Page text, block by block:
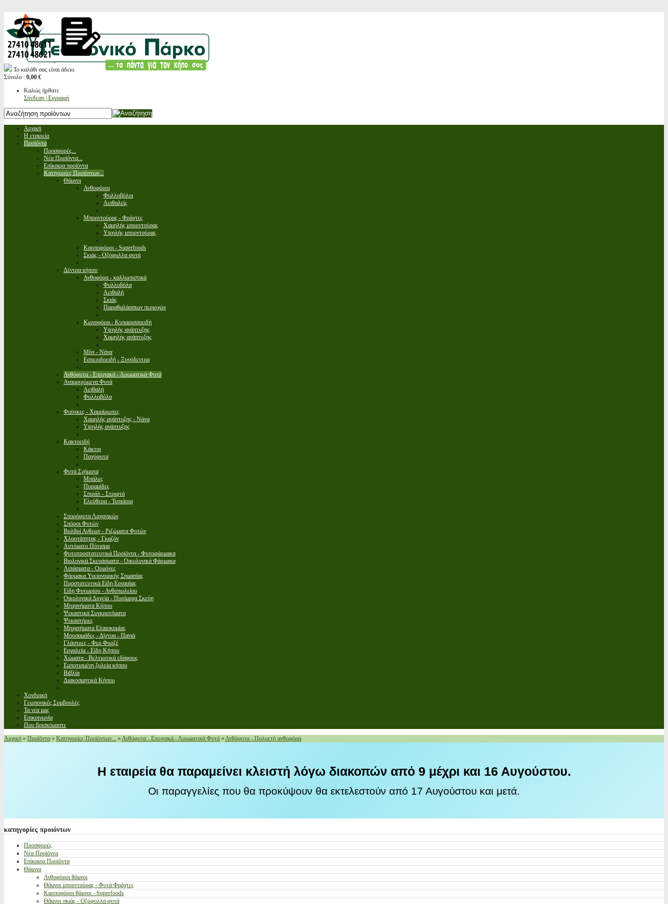
Το καλάθι σας είναι άδειο.
Σύνολο : 0,00 €
Καλώς ήρθατε
Σύνδεση | Εγγραφή
Αρχική
Η εταιρεία
Προϊόντα
Προσφορές...
Νέα Προϊόντα...
Επίκαιρα προϊόντα
Κατηγορίες Προϊόντων...
Θάμνοι
Ανθοφόροι
Φυλλοβόλοι
Αειθαλείς
Μπορντούρας - Φράχτες
Χαμηλής μπορντούρας
Υψηλής μπορντούρας
Καρποφόροι - Superfoods
Σκιάς - Οξύφυλλα φυτά
Δέντρα κήπου
Ανθοφόρα - καλλωπιστικά
Φυλλοβόλα
Αειθαλή
Σκιάς
Παραθαλάσσιων περιοχών
Κωνοφόρα - Κυπαρισσοειδή
Υψηλής ανάπτυξης
Χαμηλής ανάπτυξης
Μίνι - Νάνα
Εσπεριδοειδή - Ξυνόδεντρα
Ανθόφυτα - Εποχιακά - Αρωματικά Φυτά
Αναρριχώμενα Φυτά
Αειθαλή
Φυλλοβόλα
Φοίνικες - Χαμαίρωπες
Χαμηλής ανάπτυξης - Νάνα
Υψηλής ανάπτυξης
Κακτοειδή
Κάκτοι
Παχύφυτα
Φυτά Σχήματα
Μπάλες
Πυραμίδες
Σπιράλ - Στριφτά
Ελεύθερα - Τοπιάρια
Σπορόφυτα Λαχανικών
Σπόροι Φυτών
Βολβοί Ανθεων - Ριζώματα Φυτών
Χλοοτάπητας - Γκαζόν
Αυτόματο Πότισμα
Φυτοπροστατευτικά Προϊόντα - Φυτοφάρμακα
Βιολογικά Σκευάσματα - Οικολογικά Φάρμακα
Λιπάσματα - Ορμόνες
Φάρμακα Υγειονομικής Σημασίας
Προστατευτικά Είδη Εργασίας
Είδη Φυτωρίου - Ανθοπωλείου
Οικολογικά Δοχεία - Πυρίμαχα Σκεύη
Μηχανήματα Κήπου
Ψεκαστικά Συγκροτήματα
Ψεκαστήρες
Μηχανήματα Ελαιοκομίας
Μουσαμάδες - Δίχτυα - Πανιά
Γλάστρες - Φερ Φορζέ
Εργαλεία - Είδη Κήπου
Χώματα - Βελτιωτικά εδάφους
Εμποτισμένη ξυλεία κήπου
Βιβλία
Διακοσμητικά Κήπου
Χονδρική
Γεωπονικές Συμβουλές
Τα νέα μας
Επικοινωνία
Που βρισκόμαστε
Αρχική » Προϊόντα » Κατηγορίες Προϊόντων... »Ανθόφυτα - Εποχιακά - Αρωματικά Φυτά »Ανθόφυτα - Πολυετή ανθοφόρα
Η εταιρεία θα παραμείνει κλειστή λόγω διακοπών από 9 μέχρι και 16 Αυγούστου.
Οι παραγγελίες που θα προκύψουν θα εκτελεστούν από 17 Αυγούστου και μετά.
κατηγορίες προιόντων
Προσφορές
Νέα Προϊόντα
Επίκαιρα Προϊόντα
Θάμνοι
Ανθοφόροι θάμνοι
Θάμνοι μπορντούρας - Φυτά Φράχτες
Καρποφόροι θάμνοι - Superfoods
Θάμνοι σκιάς - Οξύφυλλα φυτά